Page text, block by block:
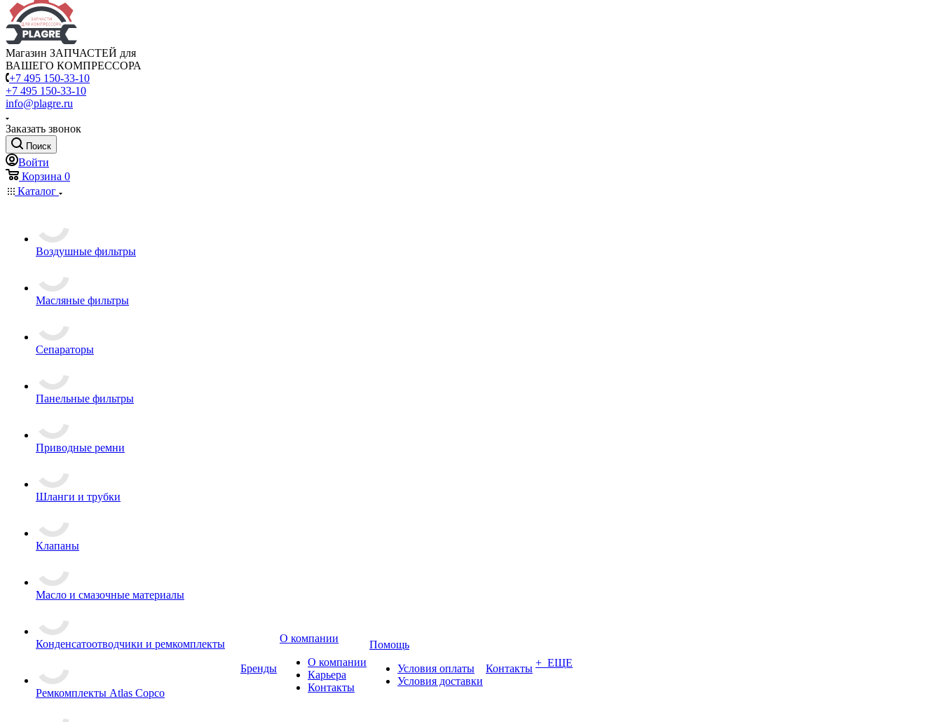
Магазин ЗАПЧАСТЕЙ для
ВАШЕГО КОМПРЕССОРА
+7 495 150-33-10
+7 495 150-33-10
info@plagre.ru
Заказать звонок
Поиск
Войти
Корзина 0
Каталог
Воздушные фильтры
Масляные фильтры
Сепараторы
Панельные фильтры
Приводные ремни
Шланги и трубки
Клапаны
Масло и смазочные материалы
Конденсатоотводчики и ремкомплекты
Ремкомплекты Atlas Copco
Бренды
О компании
О компании
Карьера
Контакты
Помощь
Условия оплаты
Условия доставки
Контакты + ЕЩЕ